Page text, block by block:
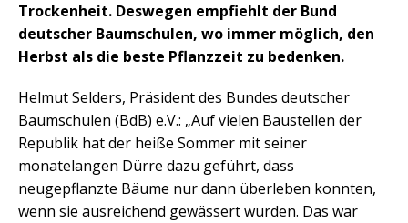
Trockenheit. Deswegen empfiehlt der Bund
deutscher Baumschulen, wo immer möglich, den
Herbst als die beste Pflanzzeit zu bedenken.
Helmut Selders, Präsident des Bundes deutscher
Baumschulen (BdB) e.V.: „Auf vielen Baustellen der
Republik hat der heiße Sommer mit seiner
monatelangen Dürre dazu geführt, dass
neugepflanzte Bäume nur dann überleben konnten,
wenn sie ausreichend gewässert wurden. Das war